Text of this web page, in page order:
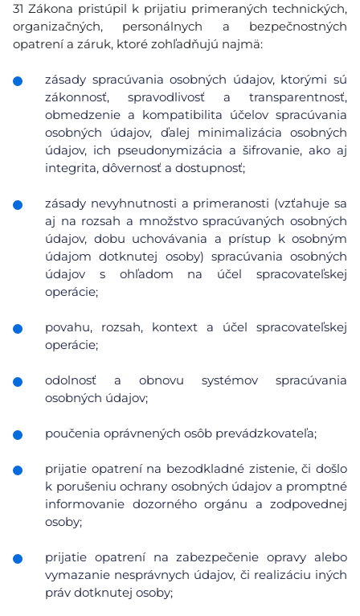
31 Zákona pristúpil k prijatiu primeraných technických,
organizačných, personálnych a bezpečnostných
opatrení a záruk, ktoré zohľadňujú najmä:
zásady spracúvania osobných údajov, ktorými sú
zákonnosť, spravodlivosť a transparentnosť,
obmedzenie a kompatibilita účelov spracúvania
osobných údajov, ďalej minimalizácia osobných
údajov, ich pseudonymizácia a šifrovanie, ako aj
integrita, dôvernosť a dostupnosť;
zásady nevyhnutnosti a primeranosti (vzťahuje sa
aj na rozsah a množstvo spracúvaných osobných
údajov, dobu uchovávania a prístup k osobným
údajom dotknutej osoby) spracúvania osobných
údajov s ohľadom na účel spracovateľskej
operácie;
povahu, rozsah, kontext a účel spracovateľskej
operácie;
odolnosť a obnovu systémov spracúvania
osobných údajov;
poučenia oprávnených osôb prevádzkovateľa;
prijatie opatrení na bezodkladné zistenie, či došlo
k porušeniu ochrany osobných údajov a promptné
informovanie dozorného orgánu a zodpovednej
osoby;
prijatie opatrení na zabezpečenie opravy alebo
vymazanie nesprávnych údajov, či realizáciu iných
práv dotknutej osoby;